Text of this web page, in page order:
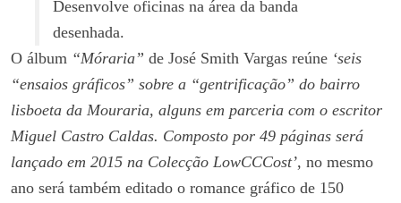
Desenvolve oficinas na área da banda
desenhada.
O álbum “Móraria” de José Smith Vargas reúne ‘seis
“ensaios gráficos” sobre a “gentrificação” do bairro
lisboeta da Mouraria, alguns em parceria com o escritor
Miguel Castro Caldas. Composto por 49 páginas será
lançado em 2015 na Colecção LowCCCost’, no mesmo
ano será também editado o romance gráfico de 150